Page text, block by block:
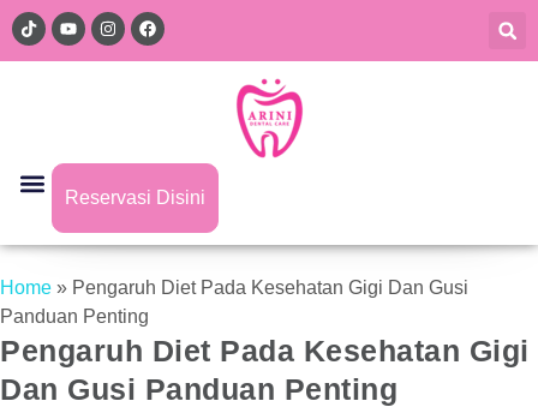
Reservasi Disini
Home » Pengaruh Diet Pada Kesehatan Gigi Dan Gusi
Panduan Penting
Pengaruh Diet Pada Kesehatan Gigi
Dan Gusi Panduan Penting